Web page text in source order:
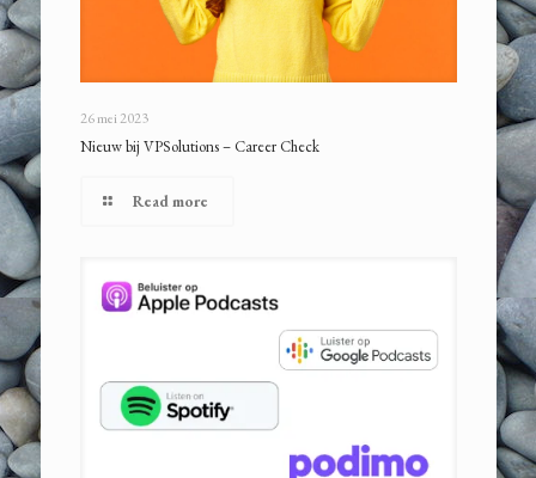
26 mei 2023
Nieuw bij VPSolutions – Career Check
Read more